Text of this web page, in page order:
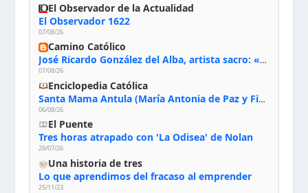
El Observador de la Actualidad
El Observador 1622
07/08/26
Camino Católico
José Ricardo González del Alba, artista sacro: «Yo oro, hablo con Dios, le pido al Espíritu Santo su inspiración y siempre pinto rezando el rosario para que sea Él quien actúe a través de mis manos»
07/08/26
Enciclopedia Católica
Santa Mama Antula (María Antonia de Paz y Figueroa)
06/08/26
El Puente
Tres horas atrapado con 'La Odisea' de Nolan
28/07/26
Una historia de tres
Lo que aprendimos del fracaso al emprender
25/11/23